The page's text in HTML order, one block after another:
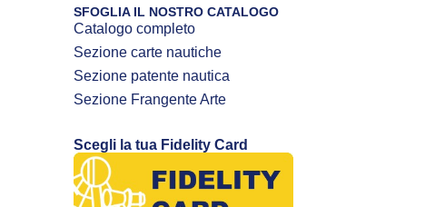
SFOGLIA IL NOSTRO CATALOGO
Catalogo completo
Sezione carte nautiche
Sezione patente nautica
Sezione Frangente Arte
Scegli la tua Fidelity Card